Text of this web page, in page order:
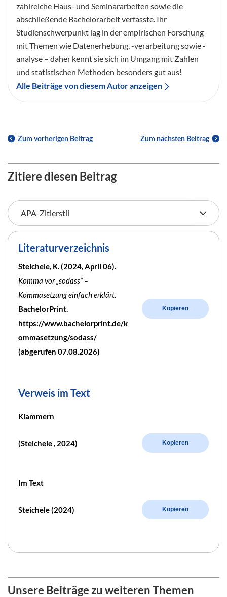
zahlreiche Haus- und Seminararbeiten sowie die
abschließende Bachelorarbeit verfasste. Ihr
Studienschwerpunkt lag in der empirischen Forschung
mit Themen wie Datenerhebung, -verarbeitung sowie -
analyse – daher kennt sie sich im Umgang mit Zahlen
und statistischen Methoden besonders gut aus!
Alle Beiträge von diesem Autor anzeigen
Zum vorherigen Beitrag Zum nächsten Beitrag
Zitiere diesen Beitrag
Literaturverzeichnis
Steichele, K. (2024, April 06).
Komma vor „sodass“ –
Kommasetzung einfach erklärt.
BachelorPrint.
https://www.bachelorprint.de/k
ommasetzung/sodass/
(abgerufen 07.08.2026)
Kopieren
Verweis im Text
Klammern
(Steichele , 2024) Kopieren
Im Text
Steichele (2024) Kopieren
Unsere Beiträge zu weiteren Themen